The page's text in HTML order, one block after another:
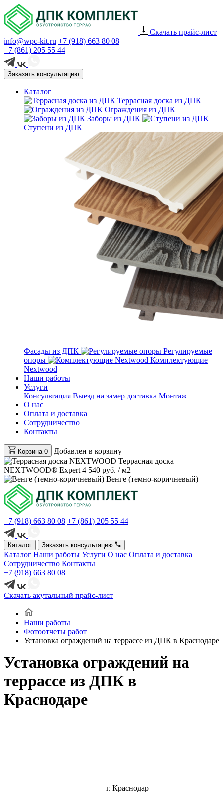
Скачать прайс-лист
info@wpc-kit.ru +7 (918) 663 80 08
+7 (861) 205 55 44
Заказать консультацию
Каталог
Террасная доска из ДПК
Ограждения из ДПК
Заборы из ДПК
Ступени из ДПК
Фасады из ДПК
Регулируемые
опоры
Комплектующие
Nextwood
Наши работы
Услуги
Консультация Выезд на замер доставка Монтаж
О нас
Оплата и доставка
Сотрудничество
Контакты
Корзина 0
Добавлен в корзину
Террасная доска
NEXTWOOD® Expert 4 540 руб. / м2
Венге (темно-коричневый)
+7 (918) 663 80 08 +7 (861) 205 55 44
Каталог Заказать консультацию
Каталог Наши работы Услуги О нас Оплата и доставка
Сотрудничество Контакты
+7 (918) 663 80 08
Скачать акутальный прайс-лист
Наши работы
Фотоотчеты работ
Установка ограждений на террассе из ДПК в Краснодаре
Установка ограждений на
террассе из ДПК в
Краснодаре
г. Краснодар